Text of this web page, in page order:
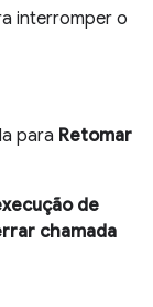
interromper o
para Retomar
de
chamada